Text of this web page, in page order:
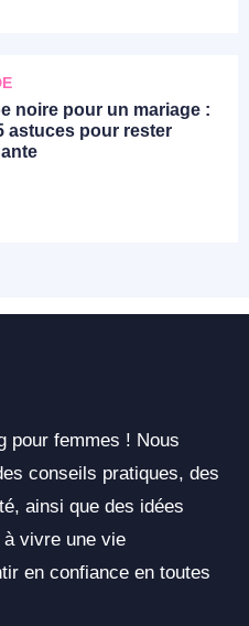
noire pour un mariage :
astuces pour rester
pour femmes ! Nous
conseils pratiques, des
ainsi que des idées
à vivre une vie
en confiance en toutes